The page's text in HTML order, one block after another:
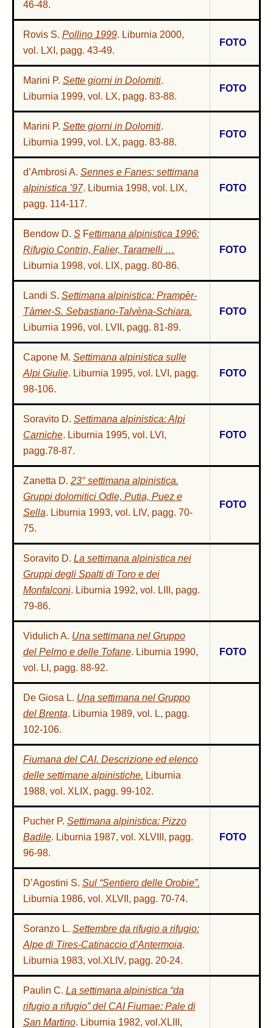
46-48.
Rovis S. Pollino 1999. Liburnia 2000,
vol. LXI, pagg. 43-49.
FOTO
Marini P. Sette giorni in Dolomiti.
Liburnia 1999, vol. LX, pagg. 83-88.
FOTO
Marini P. Sette giorni in Dolomiti.
Liburnia 1999, vol. LX, pagg. 83-88.
FOTO
d’Ambrosi A. Sennes e Fanes: settimana
alpinistica ’97. Liburnia 1998, vol. LIX,
pagg. 114-117.
FOTO
Bendow D. SFettimana alpinistica 1996:
Rifugio Contrin, Falier, Taramelli …
Liburnia 1998, vol. LIX, pagg. 80-86.
FOTO
Landi S. Settimana alpinistica: Prampèr-
Tàmer-S. Sebastiano-Talvèna-Schiara.
Liburnia 1996, vol. LVII, pagg. 81-89.
FOTO
Capone M. Settimana alpinistica sulle
Alpi Giulie. Liburnia 1995, vol. LVI, pagg.
98-106.
FOTO
Soravito D. Settimana alpinistica: Alpi
Carniche. Liburnia 1995, vol. LVI,
pagg.78-87.
FOTO
Zanetta D. 23° settimana alpinistica.
Gruppi dolomitici Odle, Putia, Puez e
Sella. Liburnia 1993, vol. LIV, pagg. 70-
75.
FOTO
Soravito D. La settimana alpinistica nei
Gruppi degli Spalti di Toro e dei
Monfalconi. Liburnia 1992, vol. LIII, pagg.
79-86.
Vidulich A. Una settimana nel Gruppo
del Pelmo e delle Tofane. Liburnia 1990,
vol. LI, pagg. 88-92.
FOTO
De Giosa L. Una settimana nel Gruppo
del Brenta. Liburnia 1989, vol. L, pagg.
102-106.
Fiumana del CAI. Descrizione ed elenco
delle settimane alpinistiche. Liburnia
1988, vol. XLIX, pagg. 99-102.
Pucher P. Settimana alpinistica: Pizzo
Badile. Liburnia 1987, vol. XLVIII, pagg.
96-98.
FOTO
D’Agostini S. Sul “Sentiero delle Orobie”.
Liburnia 1986, vol. XLVII, pagg. 70-74.
Soranzo L. Settembre da rifugio a rifugio:
Alpe di Tires-Catinaccio d’Antermoia.
Liburnia 1983, vol.XLIV, pagg. 20-24.
Paulin C. La settimana alpinistica “da
rifugio a rifugio” del CAI Fiumae: Pale di
San Martino. Liburnia 1982, vol.XLIII,